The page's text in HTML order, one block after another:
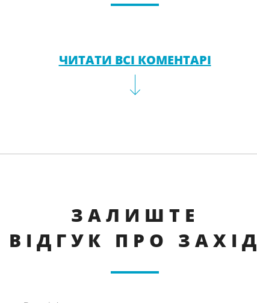
ЧИТАТИ ВСІ КОМЕНТАРІ
ЗАЛИШТЕ
ВІДГУК ПРО ЗАХІД